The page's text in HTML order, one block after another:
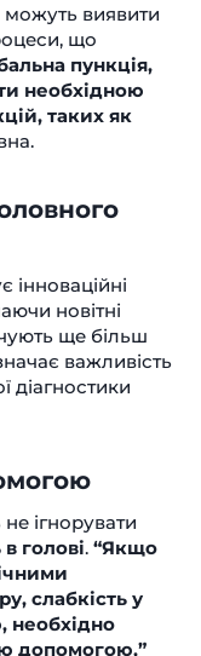
можуть виявити
що
пункція,
необхідною
таких як
новітні
ще більш
важливість
діагностики
ігнорувати
в голові. “Якщо
слабкість у
необхідно
допомогою,”